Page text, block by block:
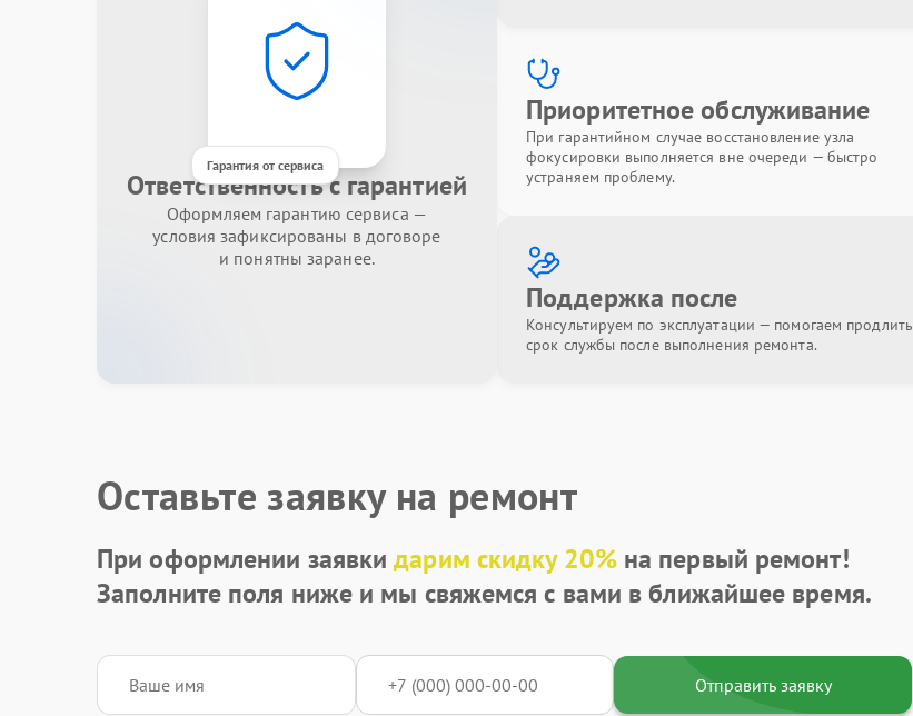
Гарантия от сервиса
Ответственность с гарантией
Оформляем гарантию сервиса —
условия зафиксированы в договоре
и понятны заранее.
Приоритетное обслуживание
При гарантийном случае восстановление узла
фокусировки выполняется вне очереди — быстро
устраняем проблему.
Поддержка после
Консультируем по эксплуатации — помогаем продлить
срок службы после выполнения ремонта.
Оставьте заявку на ремонт
При оформлении заявкидарим скидку 20%на первый ремонт!
Заполните поля ниже и мы свяжемся с вами в ближайшее время.
Отправить заявку